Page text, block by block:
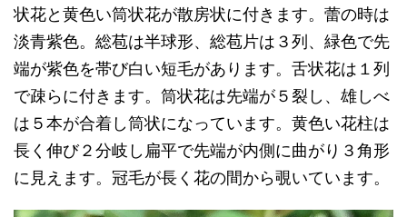
状花と黄色い筒状花が散房状に付きます。蕾の時は
淡青紫色。総苞は半球形、総苞片は３列、緑色で先
端が紫色を帯び白い短毛があります。舌状花は１列
で疎らに付きます。筒状花は先端が５裂し、雄しべ
は５本が合着し筒状になっています。黄色い花柱は
長く伸び２分岐し扁平で先端が内側に曲がり３角形
に見えます。冠毛が長く花の間から覗いています。